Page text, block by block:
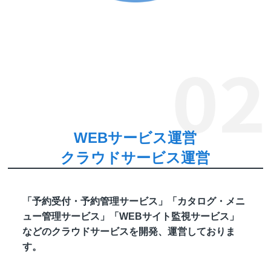
WEBサービス運営
クラウドサービス運営
「予約受付・予約管理サービス」「カタログ・メニ
ュー管理サービス」「WEBサイト監視サービス」
などのクラウドサービスを開発、運営しておりま
す。